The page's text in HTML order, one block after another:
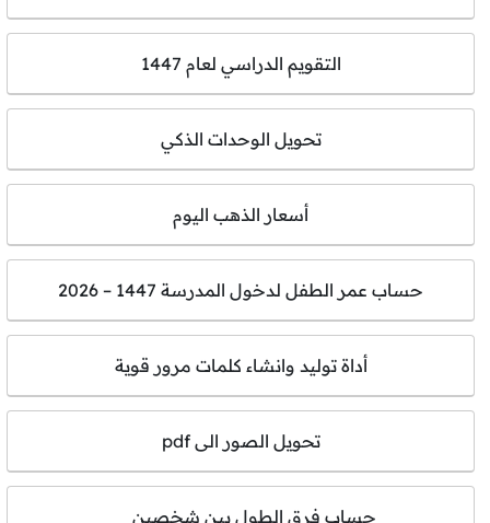
التقويم الدراسي لعام 1447
تحويل الوحدات الذكي
أسعار الذهب اليوم
حساب عمر الطفل لدخول المدرسة 1447 – 2026
أداة توليد وانشاء كلمات مرور قوية
تحويل الصور الى pdf
حساب فرق الطول بين شخصين